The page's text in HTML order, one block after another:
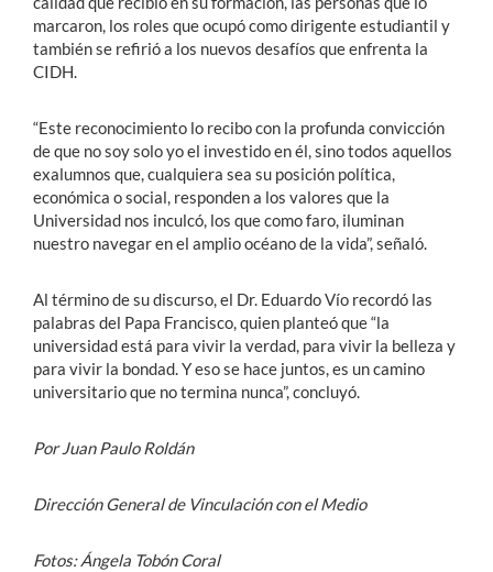
marcaron, los roles que ocupó como dirigente estudiantil y
también se refirió a los nuevos desafíos que enfrenta la
CIDH.
“Este reconocimiento lo recibo con la profunda convicción
de que no soy solo yo el investido en él, sino todos aquellos
exalumnos que, cualquiera sea su posición política,
económica o social, responden a los valores que la
Universidad nos inculcó, los que como faro, iluminan
nuestro navegar en el amplio océano de la vida”, señaló.
Al término de su discurso, el Dr. Eduardo Vío recordó las
palabras del Papa Francisco, quien planteó que “la
universidad está para vivir la verdad, para vivir la belleza y
para vivir la bondad. Y eso se hace juntos, es un camino
universitario que no termina nunca”, concluyó.
Por Juan Paulo Roldán
Dirección General de Vinculación con el Medio
Fotos: Ángela Tobón Coral